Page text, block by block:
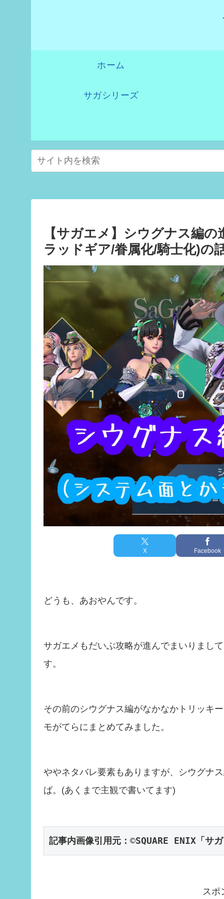
ホーム
サガシリーズ
【サガエメ】シウグナス編
ラッドギア/眷属化/騎士化)の
X Facebook
どうも、あおやんです。
サガエメもだいぶ攻略が進んでまいりまし
す。
その前のシウグナス編がなかなかトリッキ
モがてらにまとめてみました。
ややネタバレ要素もありますが、シウグナ
ば。(あくまで主観で書いてます)
記事内画像引用元： ©️SQUARE ENIX「サ
スポ